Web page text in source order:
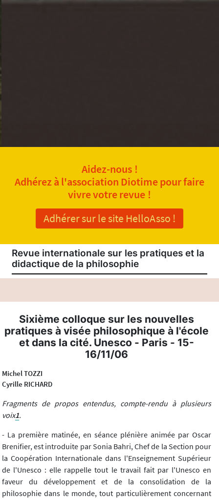
Aidez-nous !
Adhérez à l'association Diotime pour faire
vivre votre revue !
Adhérer sur le site HelloAsso !
Revue internationale sur les pratiques et la
didactique de la philosophie
Sixième colloque sur les nouvelles
pratiques à visée philosophique à l'école
et dans la cité. Unesco - Paris - 15-
16/11/06
Michel TOZZI
Cyrille RICHARD
Fragments de propos entendus, compte-rendu à plusieurs
voix1.
- La première matinée, en séance plénière animée par Oscar
Brenifier, est introduite par Sonia Bahri, Chef de la Section pour
la Coopération Internationale dans l'Enseignement Supérieur
de l'Unesco : elle rappelle tout le travail fait par l'Unesco en
faveur du développement et de la consolidation de la
philosophie dans le monde, tout particulièrement concernant